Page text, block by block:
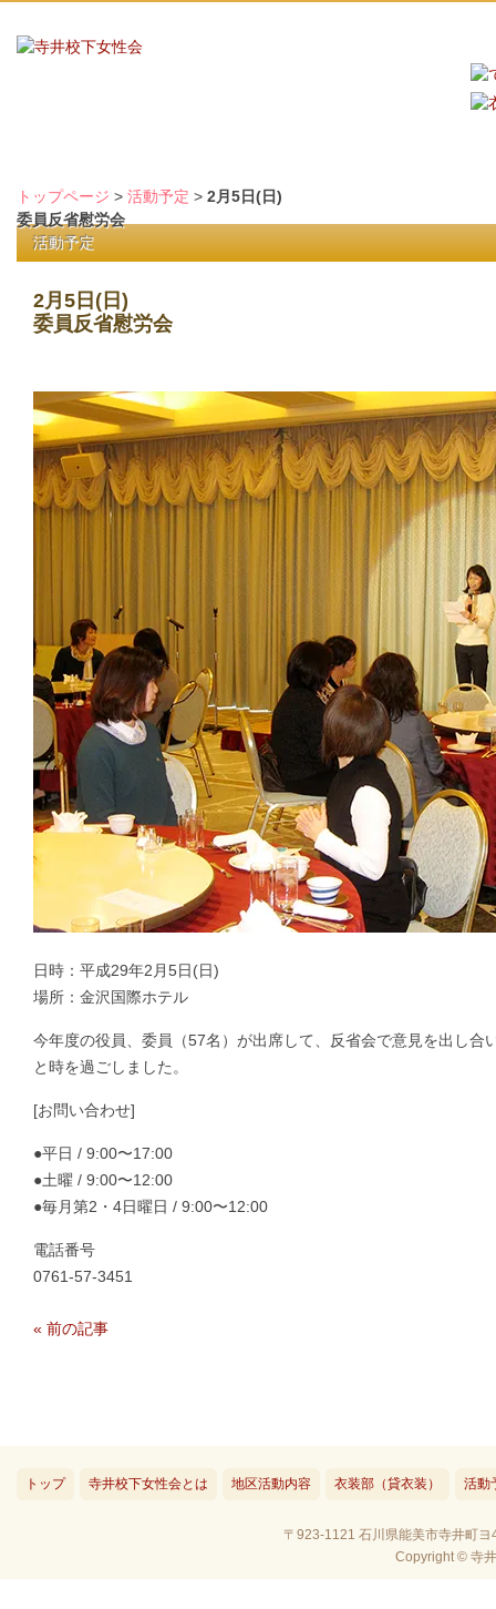
トップページ > 活動予定 > 2月5日(日)
委員反省慰労会
活動予定
2月5日(日)
委員反省慰労会
日時：平成29年2月5日(日)
場所：金沢国際ホテル
今年度の役員、委員（57名）が出席して、反省会で意見を出し合
と時を過ごしました。
[お問い合わせ]
●平日 / 9:00〜17:00
●土曜 / 9:00〜12:00
●毎月第2・4日曜日 / 9:00〜12:00
電話番号
0761-57-3451
« 前の記事
トップ 寺井校下女性会とは 地区活動内容 衣装部（貸衣装） 活動
〒923-1121 石川県能美市寺井町
Copyright © 寺